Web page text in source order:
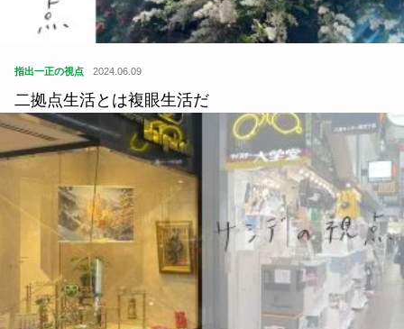
指出一正の視点 2024.06.09
二拠点生活とは複眼生活だ